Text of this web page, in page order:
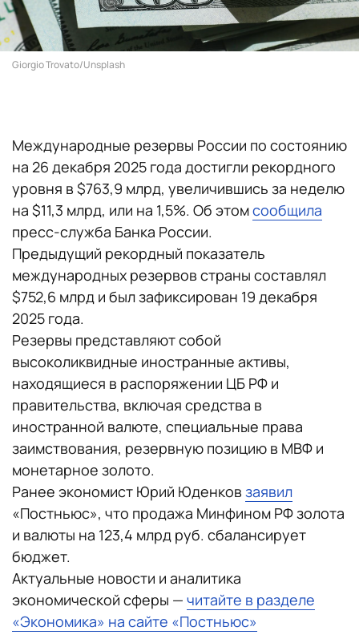
Giorgio Trovato/Unsplash
Международные резервы России по состоянию
на 26 декабря 2025 года достигли рекордного
уровня в $763,9 млрд, увеличившись за неделю
на $11,3 млрд, или на 1,5%. Об этомсообщила
пресс-служба Банка России.
Предыдущий рекордный показатель
международных резервов страны составлял
$752,6 млрд и был зафиксирован 19 декабря
2025 года.
Резервы представляют собой
высоколиквидные иностранные активы,
находящиеся в распоряжении ЦБ РФ и
правительства, включая средства в
иностранной валюте, специальные права
заимствования, резервную позицию в МВФ и
монетарное золото.
Ранее экономист Юрий Юденков заявил
«Постньюс», что продажа Минфином РФ золота
и валюты на 123,4 млрд руб. сбалансирует
бюджет.
Актуальные новости и аналитика
экономической сферы — читайте в разделе
«Экономика» на сайте «Постньюс»